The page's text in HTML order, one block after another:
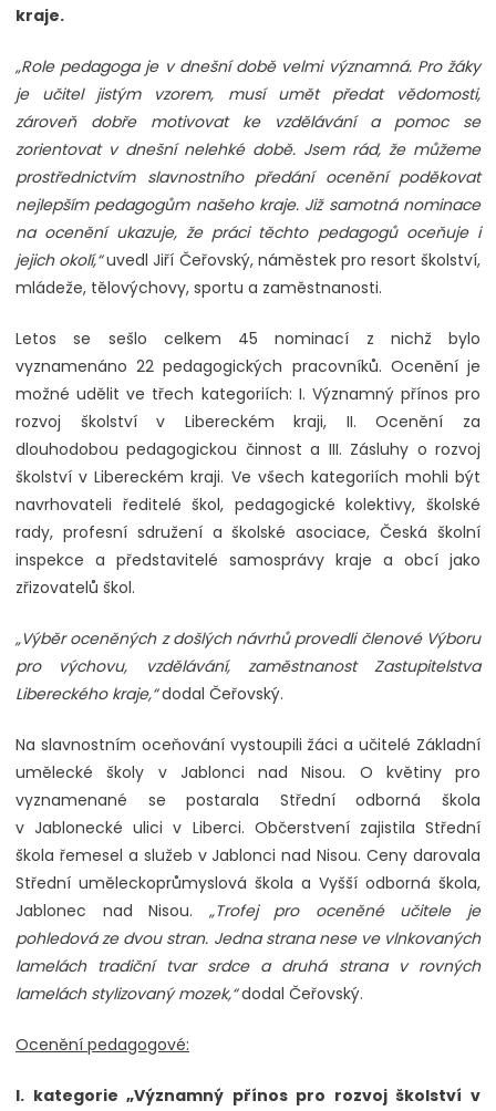
kraje.
„Role pedagoga je v dnešní době velmi významná. Pro žáky
je učitel jistým vzorem, musí umět předat vědomosti,
zároveň dobře motivovat ke vzdělávání a pomoc se
zorientovat v dnešní nelehké době. Jsem rád, že můžeme
prostřednictvím slavnostního předání ocenění poděkovat
nejlepším pedagogům našeho kraje. Již samotná nominace
na ocenění ukazuje, že práci těchto pedagogů oceňuje i
jejich okolí,“uvedl Jiří Čeřovský, náměstek pro resort školství,
mládeže, tělovýchovy, sportu a zaměstnanosti.
Letos se sešlo celkem 45 nominací z nichž bylo
vyznamenáno 22 pedagogických pracovníků. Ocenění je
možné udělit ve třech kategoriích: I. Významný přínos pro
rozvoj školství v Libereckém kraji, II. Ocenění za
dlouhodobou pedagogickou činnost a III. Zásluhy o rozvoj
školství v Libereckém kraji. Ve všech kategoriích mohli být
navrhovateli ředitelé škol, pedagogické kolektivy, školské
rady, profesní sdružení a školské asociace, Česká školní
inspekce a představitelé samosprávy kraje a obcí jako
zřizovatelů škol.
„Výběr oceněných z došlých návrhů provedli členové Výboru
pro výchovu, vzdělávání, zaměstnanost Zastupitelstva
Libereckého kraje,“dodal Čeřovský.
Na slavnostním oceňování vystoupili žáci a učitelé Základní
umělecké školy v Jablonci nad Nisou. O květiny pro
vyznamenané se postarala Střední odborná škola
v Jablonecké ulici v Liberci. Občerstvení zajistila Střední
škola řemesel a služeb v Jablonci nad Nisou. Ceny darovala
Střední uměleckoprůmyslová škola a Vyšší odborná škola,
Jablonec nad Nisou. „Trofej pro oceněné učitele je
pohledová ze dvou stran. Jedna strana nese ve vlnkovaných
lamelách tradiční tvar srdce a druhá strana v rovných
lamelách stylizovaný mozek,“dodal Čeřovský.
Ocenění pedagogové:
I. kategorie „Významný přínos pro rozvoj školství v